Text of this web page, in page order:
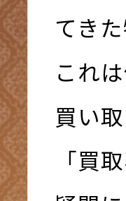
てきた
これ
買い
「買